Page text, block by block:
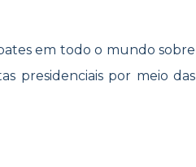
em todo o mundo sobre
presidenciais por meio das